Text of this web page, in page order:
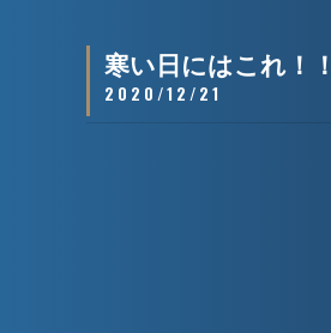
寒い日にはこれ！
2020/12/21